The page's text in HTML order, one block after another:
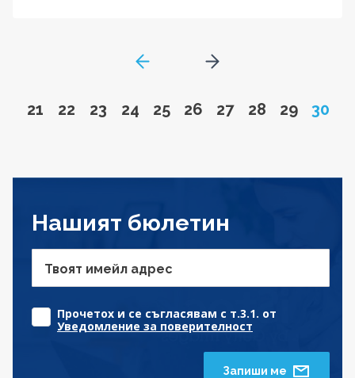
GoToPreviousPage
Go to page
21 Go to page
22 Go to page
23 Go to page
24 Go to page
25 Go to page
26 Go to page
27 Go to page
28 Go to
29 Page
30
Go to next page
Нашият бюлетин
Твоят имейл адрес
Прочетох и се съгласявам с т.3.1. от
Уведомление за поверителност
Запиши ме